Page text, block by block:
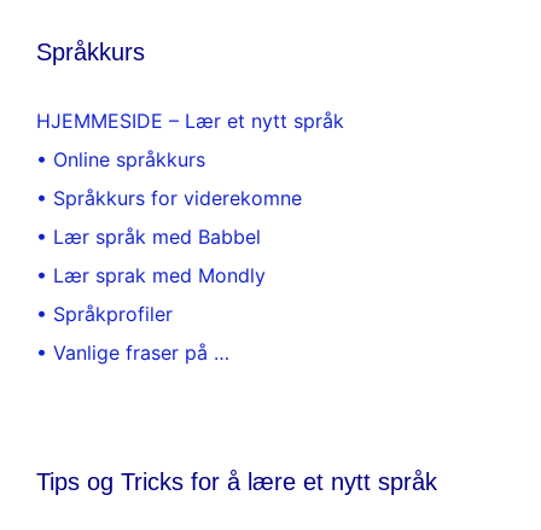
Språkkurs
HJEMMESIDE – Lær et nytt språk
• Online språkkurs
• Språkkurs for viderekomne
• Lær språk med Babbel
• Lær sprak med Mondly
• Språkprofiler
• Vanlige fraser på …
Tips og Tricks for å lære et nytt språk